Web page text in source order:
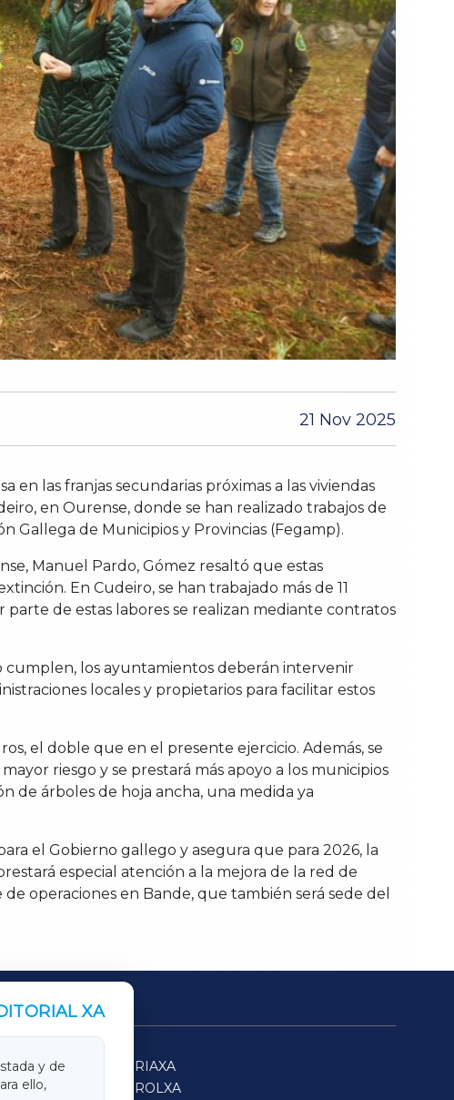
21 Nov 2025
en las franjas secundarias próximas a las viviendas
en Ourense, donde se han realizado trabajos de
Gallega de Municipios y Provincias (Fegamp).
Manuel Pardo, Gómez resaltó que estas
En Cudeiro, se han trabajado más de 11
de estas labores se realizan mediante contratos
cumplen, los ayuntamientos deberán intervenir
locales y propietarios para facilitar estos
el doble que en el presente ejercicio. Además, se
riesgo y se prestará más apoyo a los municipios
de árboles de hoja ancha, una medida ya
el Gobierno gallego y asegura que para 2026, la
especial atención a la mejora de la red de
operaciones en Bande, que también será sede del
XA
y de
ello,
SARRIAXA
FERROLXA